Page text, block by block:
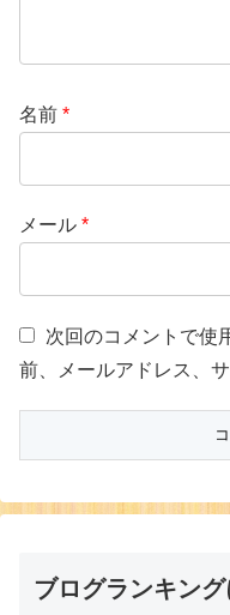
名前 *
メール *
次回のコメントで使
前、メールアドレス、
ブログランキング